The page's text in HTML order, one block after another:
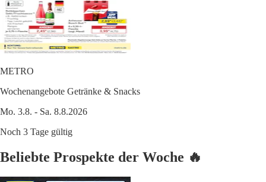
METRO
Wochenangebote Getränke & Snacks
Mo. 3.8. - Sa. 8.8.2026
Noch 3 Tage gültig
Beliebte Prospekte der Woche 🔥